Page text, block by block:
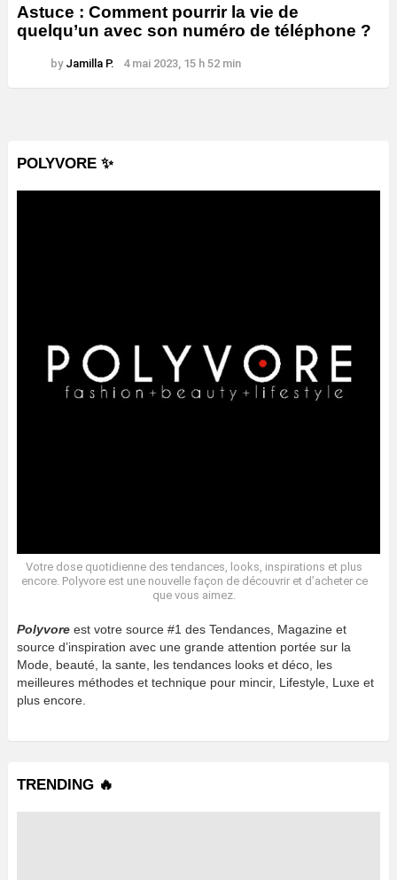
Astuce : Comment pourrir la vie de
quelqu’un avec son numéro de téléphone ?
by Jamilla P. 4 mai 2023, 15 h 52 min
POLYVORE ✨
Votre dose quotidienne des tendances, looks, inspirations et plus
encore. Polyvore est une nouvelle façon de découvrir et d’acheter ce
que vous aimez.
Polyvore est votre source #1 des Tendances, Magazine et
source d’inspiration avec une grande attention portée sur la
Mode, beauté, la sante, les tendances looks et déco, les
meilleures méthodes et technique pour mincir, Lifestyle, Luxe et
plus encore.
TRENDING 🔥